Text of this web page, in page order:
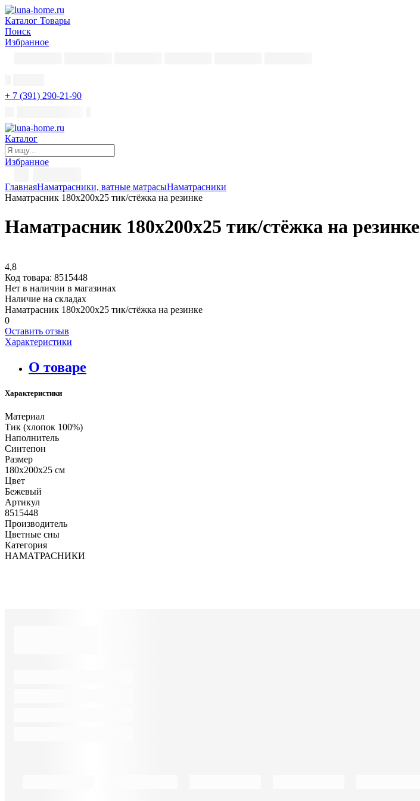
Каталог Товары
Поиск
Избранное
+ 7 (391) 290-21-90
Каталог
Избранное
ГлавнаяНаматрасники, ватные матрасыНаматрасники
Наматрасник 180х200х25 тик/стёжка на резинке
Наматрасник 180х200х25 тик/стёжка на резинке
4,8
Код товара: 8515448
Нет в наличии в магазинах
Наличие на складах
Наматрасник 180х200х25 тик/стёжка на резинке
0
Оставить отзыв
Характеристики
О товаре
Характеристики
Материал
Тик (хлопок 100%)
Наполнитель
Синтепон
Размер
180х200х25 см
Цвет
Бежевый
Артикул
8515448
Производитель
Цветные сны
Категория
НАМАТРАСНИКИ